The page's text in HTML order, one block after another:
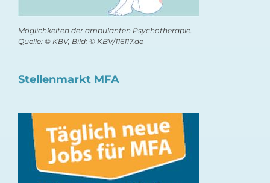
Möglichkeiten der ambulanten Psychotherapie.
Quelle: © KBV, Bild: © KBV/116117.de
Stellenmarkt MFA